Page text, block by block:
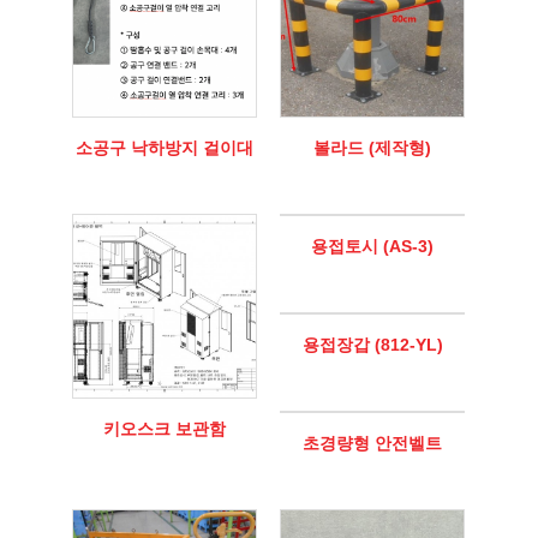
소공구 낙하방지 걸이대 볼라드 (제작형)
키오스크 보관함
용접토시 (AS-3)
용접장갑 (812-YL)
초경량형 안전벨트